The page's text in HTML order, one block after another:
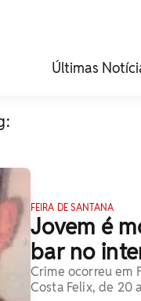
Últimas
FEIRA DE SANTANA
Jovem é
bar no
Crime ocorreu em
Costa Felix, de 20